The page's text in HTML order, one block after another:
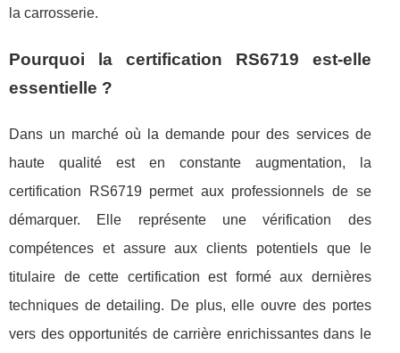
la carrosserie.
Pourquoi la certification RS6719 est-elle
essentielle ?
Dans un marché où la demande pour des services de
haute qualité est en constante augmentation, la
certification RS6719 permet aux professionnels de se
démarquer. Elle représente une vérification des
compétences et assure aux clients potentiels que le
titulaire de cette certification est formé aux dernières
techniques de detailing. De plus, elle ouvre des portes
vers des opportunités de carrière enrichissantes dans le